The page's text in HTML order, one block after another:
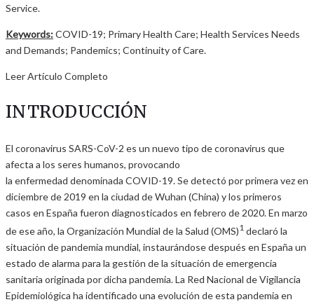
Service.
Keywords:COVID-19; Primary Health Care; Health Services Needs
and Demands; Pandemics; Continuity of Care.
Leer Artículo Completo
INTRODUCCIÓN
El coronavirus SARS-CoV-2 es un nuevo tipo de coronavirus que
afecta a los seres humanos, provocando
la enfermedad denominada COVID-19. Se detectó por primera vez en
diciembre de 2019 en la ciudad de Wuhan (China) y los primeros
casos en España fueron diagnosticados en febrero de 2020. En marzo
de ese año, la Organización Mundial de la Salud (OMS)1 declaró la
situación de pandemia mundial, instaurándose después en España un
estado de alarma para la gestión de la situación de emergencia
sanitaria originada por dicha pandemia. La Red Nacional de Vigilancia
Epidemiológica ha identificado una evolución de esta pandemia en